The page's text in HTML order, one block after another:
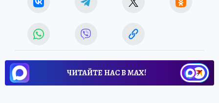
ЧИТАЙТЕ НАС В МАХ!